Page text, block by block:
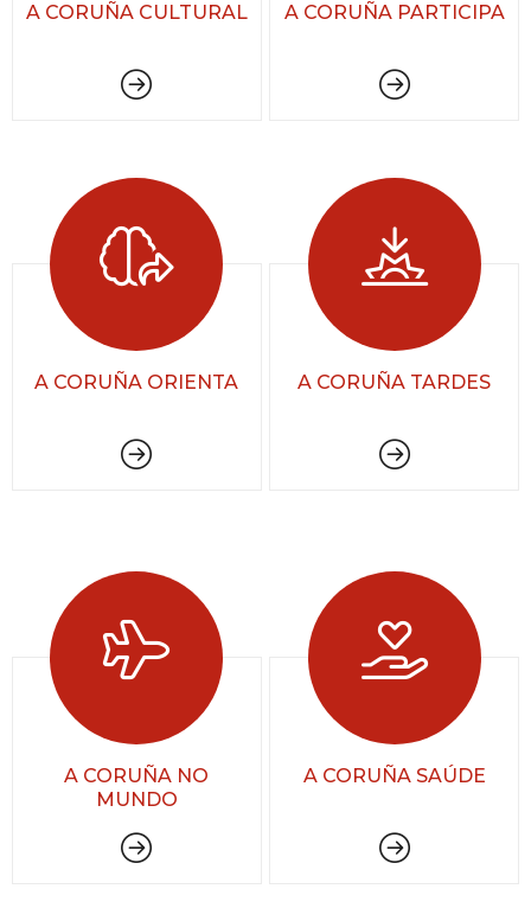
A CORUÑA CULTURAL A CORUÑA PARTICIPA
A CORUÑA ORIENTA A CORUÑA TARDES
A CORUÑA NO
MUNDO
A CORUÑA SAÚDE